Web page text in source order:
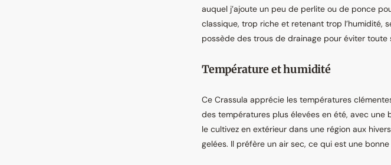
auquel j’ajoute un peu de perlite ou de ponce
classique, trop riche et retenant trop l’humidité,
possède des trous de drainage pour éviter toute
Température et humidité
Ce Crassula apprécie les températures
des températures plus élevées en été, avec une
le cultivez en extérieur dans une région aux
gelées. Il préfère un air sec, ce qui est une